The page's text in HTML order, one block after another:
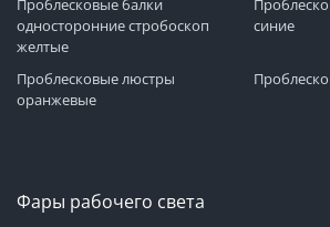
Проблесковые балки
односторонние стробоскоп
желтые
синие
Проблесковые люстры
оранжевые
Фары рабочего света